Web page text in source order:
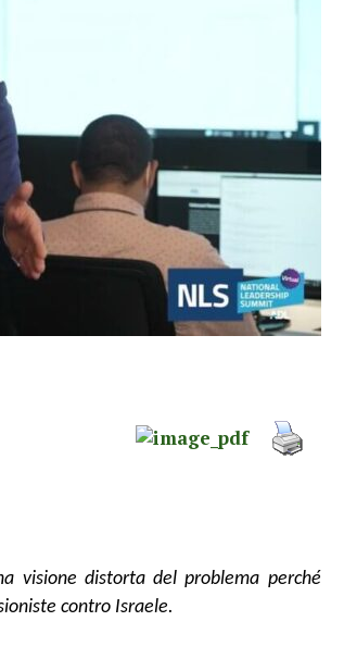
visione distorta del problema perché
contro Israele.